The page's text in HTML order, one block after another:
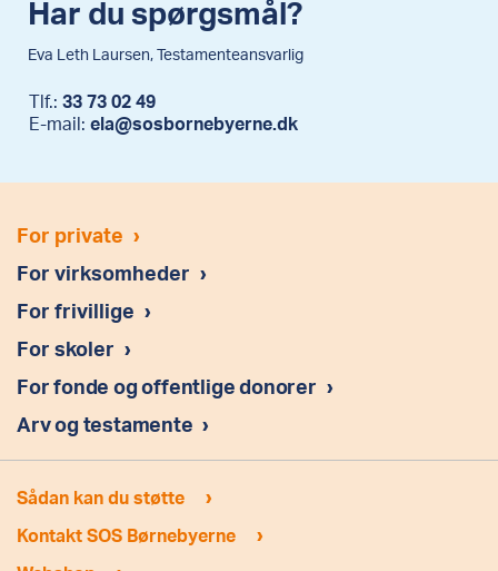
Har du spørgsmål?
Eva Leth Laursen, Testamenteansvarlig
Tlf.: 33 73 02 49
E-mail: ela@sosbornebyerne.dk
For private ›
For virksomheder ›
For frivillige ›
For skoler ›
For fonde og offentlige donorer ›
Arv og testamente ›
Sådan kan du støtte ›
Kontakt SOS Børnebyerne ›